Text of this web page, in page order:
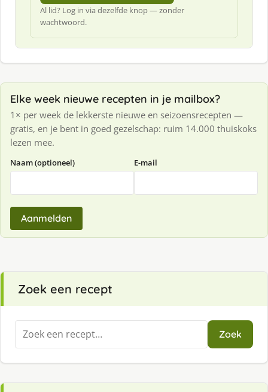
Al lid? Log in via dezelfde knop — zonder
wachtwoord.
Elke week nieuwe recepten in je mailbox?
1× per week de lekkerste nieuwe en seizoensrecepten —
gratis, en je bent in goed gezelschap: ruim 14.000 thuiskoks
lezen mee.
Naam (optioneel) E-mail
Aanmelden
Zoek een recept
Zoeken
naar:
Zoek